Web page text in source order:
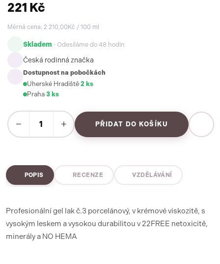
221 Kč
Měrná cena: 2 210,00Kč / 100 ml
Skladem · Odesíláme do 48 hodin
Česká rodinná značka
Dostupnost na pobočkách
Uherské Hradiště·2 ks
Praha·3 ks
− + PŘIDAT DO KOŠÍKU
POPIS RECENZE VZDĚLÁVÁNÍ
Profesionální gel lak č.3 porcelánový, v krémové viskozitě, s
vysokým leskem a vysokou durabilitou v 22FREE netoxicitě,
minerály a NO HEMA